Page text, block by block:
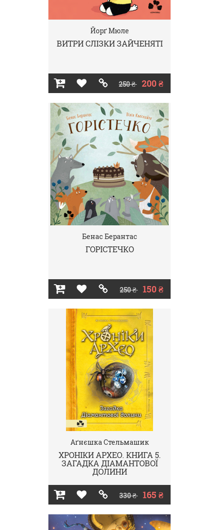
Йорґ Мюле
ВИТРИ СЛІЗКИ ЗАЙЧЕНЯТІ
250 ₴ 200 ₴
Бенас Берантас
ГОРІСТЕЧКО
250 ₴ 150 ₴
Аґнєшка Стельмашик
ХРОНІКИ АРХЕО. КНИГА 5.
ЗАГАДКА ДІАМАНТОВОЇ
ДОЛИНИ
330 ₴ 165 ₴